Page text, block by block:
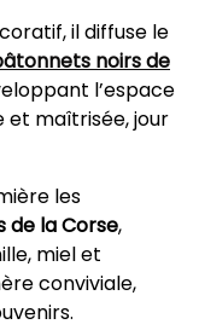
il diffuse le
noirs de
l’espace
et maîtrisée, jour
les
de la Corse,
miel et
conviviale,